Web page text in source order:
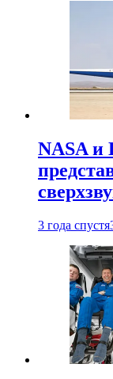
NASA и
3 года спустя